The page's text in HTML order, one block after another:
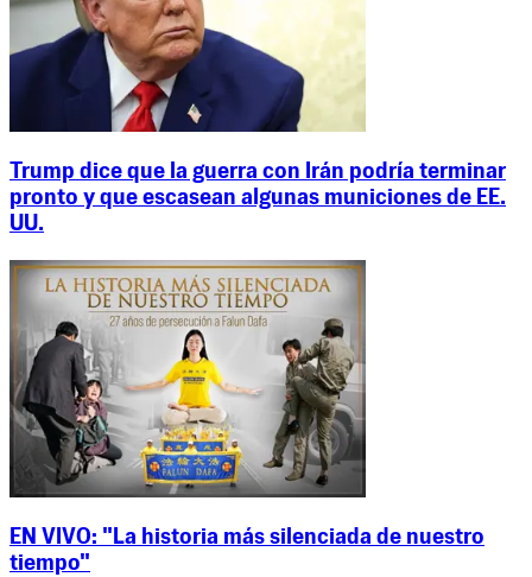
Trump dice que la guerra con Irán podría terminar
pronto y que escasean algunas municiones de EE.
UU.
EN VIVO: "La historia más silenciada de nuestro
tiempo"